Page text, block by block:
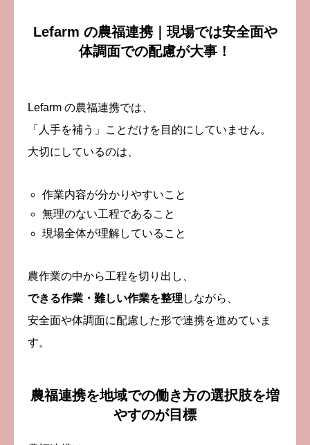
Lefarm の農福連携｜現場では安全面や
体調面での配慮が大事！
Lefarm の農福連携では、
「人手を補う」ことだけを目的にしていません。
大切にしているのは、
作業内容が分かりやすいこと
無理のない工程であること
現場全体が理解していること
農作業の中から工程を切り出し、
できる作業・難しい作業を整理 しながら、
安全面や体調面に配慮した形で連携を進めていま
す。
農福連携を地域での働き方の選択肢を増
やすのが目標